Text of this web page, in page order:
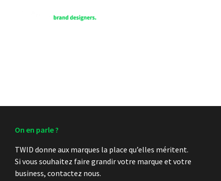
On en parle ?
TWID donne aux marques la place qu’elles méritent.
Si vous souhaitez faire grandir votre marque et votre
business, contactez nous.